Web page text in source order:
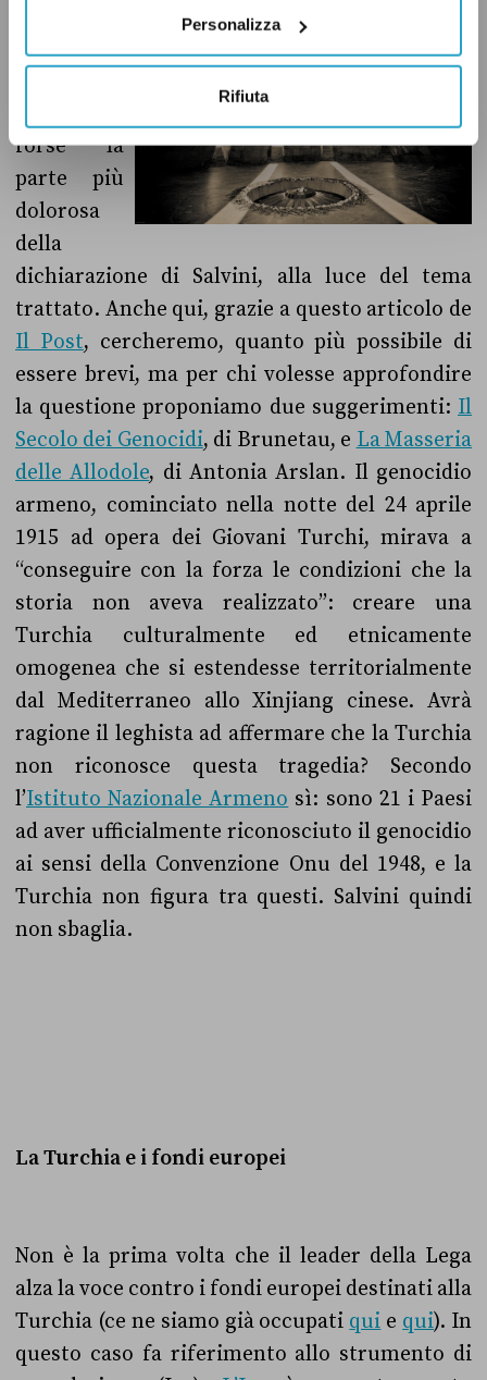
Personalizza
Rifiuta
forse la
parte più
dolorosa
della
dichiarazione di Salvini, alla luce del tema
trattato. Anche qui, grazie a questo articolo de
Il Post, cercheremo, quanto più possibile di
essere brevi, ma per chi volesse approfondire
la questione proponiamo due suggerimenti: Il
Secolo dei Genocidi, di Brunetau, e La Masseria
delle Allodole, di Antonia Arslan. Il genocidio
armeno, cominciato nella notte del 24 aprile
1915 ad opera dei Giovani Turchi, mirava a
“conseguire con la forza le condizioni che la
storia non aveva realizzato”: creare una
Turchia culturalmente ed etnicamente
omogenea che si estendesse territorialmente
dal Mediterraneo allo Xinjiang cinese. Avrà
ragione il leghista ad affermare che la Turchia
non riconosce questa tragedia? Secondo
l’Istituto Nazionale Armeno sì: sono 21 i Paesi
ad aver ufficialmente riconosciuto il genocidio
ai sensi della Convenzione Onu del 1948, e la
Turchia non figura tra questi. Salvini quindi
non sbaglia.
La Turchia e i fondi europei
Non è la prima volta che il leader della Lega
alza la voce contro i fondi europei destinati alla
Turchia (ce ne siamo già occupati qui e qui). In
questo caso fa riferimento allo strumento di